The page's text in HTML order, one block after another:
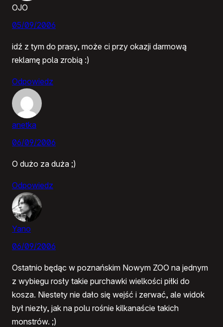
OJO
05/09/2006
idź z tym do prasy, może ci przy okazji darmową
reklamę pola zrobią :)
Odpowiedz
anetka
06/09/2006
O dużo za duża ;)
Odpowiedz
Yano
06/09/2006
Ostatnio będąc w poznańskim Nowym ZOO na jednym
z wybiegu rosły takie purchawki wielkości piłki do
kosza. Niestety nie dało się wejść i zerwać, ale widok
był niezły, jak na polu rośnie kilkanaście takich
monstrów. ;)